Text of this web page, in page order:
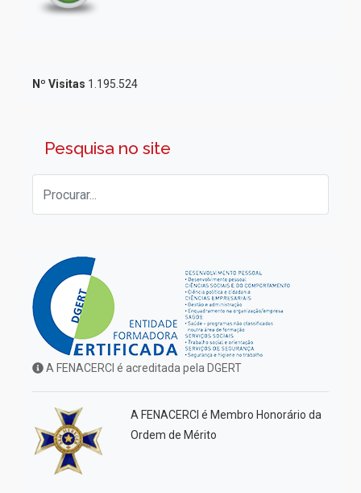
Nº Visitas 1.195.524
Pesquisa no site
A FENACERCI é acreditada pela DGERT
A FENACERCI é Membro Honorário da
Ordem de Mérito